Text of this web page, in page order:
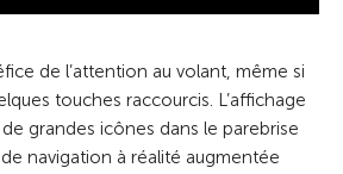
de l’attention au volant, même si
touches raccourcis. L’affichage
grandes icônes dans le parebrise
navigation à réalité augmentée